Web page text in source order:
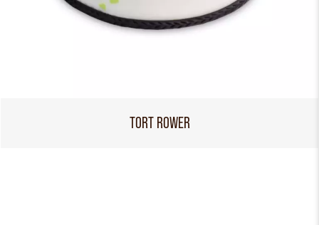
TORT ROWER